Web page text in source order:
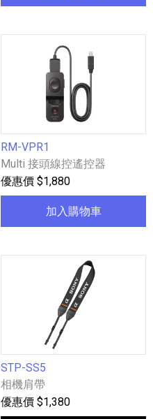
RM-VPR1
Multi 接頭線控遙控器
優惠價 $1,880
加入購物車
STP-SS5
相機肩帶
優惠價 $1,380